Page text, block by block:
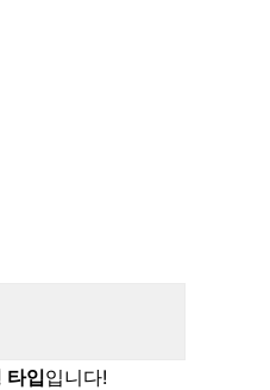
타입입니다!